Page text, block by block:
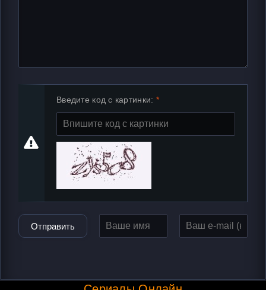
Введите код с картинки:
Отправить